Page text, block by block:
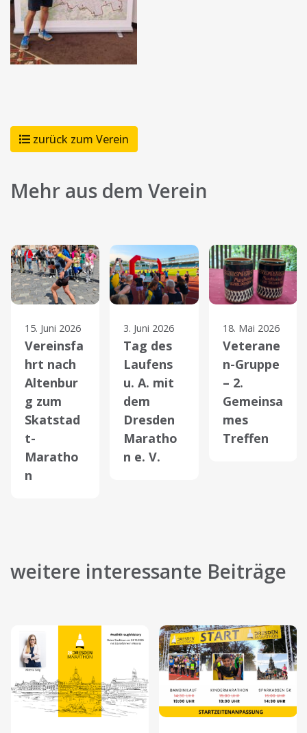
zurück zum Verein
Mehr aus dem Verein
15. Juni 2026
Vereinsfa
hrt nach
Altenbur
g zum
Skatstad
t-
Maratho
n
3. Juni 2026
Tag des
Laufens
u. A. mit
dem
Dresden
Maratho
n e. V.
18. Mai 2026
Veterane
n-Gruppe
– 2.
Gemeinsa
mes
Treffen
weitere interessante Beiträge